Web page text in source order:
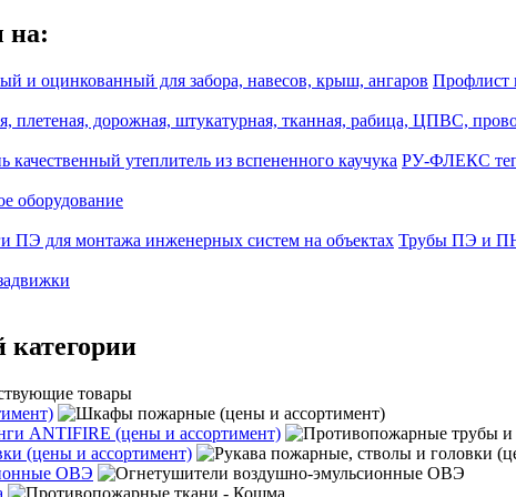
на:
и оцинкованный для забора, навесов, крыш, ангаров Профлист
плетеная, дорожная, штукатурная, тканная, рабица, ЦПВС,
утеплитель из вспененного каучука РУ-ФЛЕКС
оборудование
ПЭ для монтажа инженерных систем на объектах Трубы ПЭ и
категории
ANTIFIRE (цены и ассортимент)
(цены и ассортимент)
ОВЭ